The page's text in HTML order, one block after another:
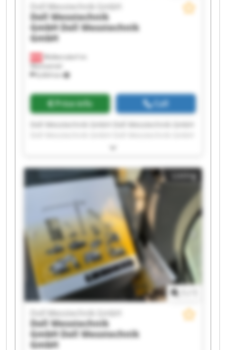
Wolkersdorf im
Weinviertel
8,404 km
Doll Messtechnik GmbH
Doll Messtechnik
GmbHDoll Messtechnik
GmbH
Price info Call
Doll Messtechnik GmbH Doll Messtechnik GmbH
Doll Messtechnik GmbH Doll Messtechnik GmbH
Doll Messtechnik GmbH Doll Messtechnik GmbH
Doll Messtechnik GmbH Doll Messtechnik GmbH
Doll Messtechnik GmbH Doll Messtechnik GmbH
Doll Messtechnik GmbH Doll Messtechnik GmbH
Doll Messtechnik GmbH Doll Messtechnik GmbH
Doll Messtechnik GmbH Doll Messtechnik GmbH
Listing
Doll Messtechnik GmbH
Doll Messtechnik
GmbHDoll Messtechnik
GmbH